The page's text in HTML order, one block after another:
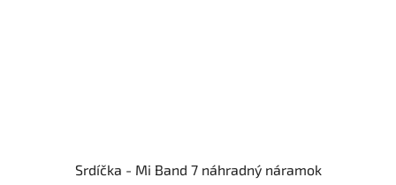
Srdíčka - Mi Band 7 náhradný náramok